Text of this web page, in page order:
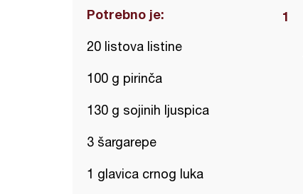
Potrebno je:
20 listova listine
100 g pirinča
130 g sojinih ljuspica
3 šargarepe
1 glavica crnog luka